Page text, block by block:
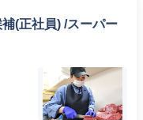
(正社員) /スーパー